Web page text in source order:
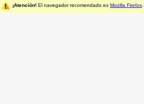
¡Atención! El navegador recomendado es Mozilla Firefox